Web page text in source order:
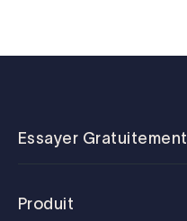
Essayer Gratuitement
Produit